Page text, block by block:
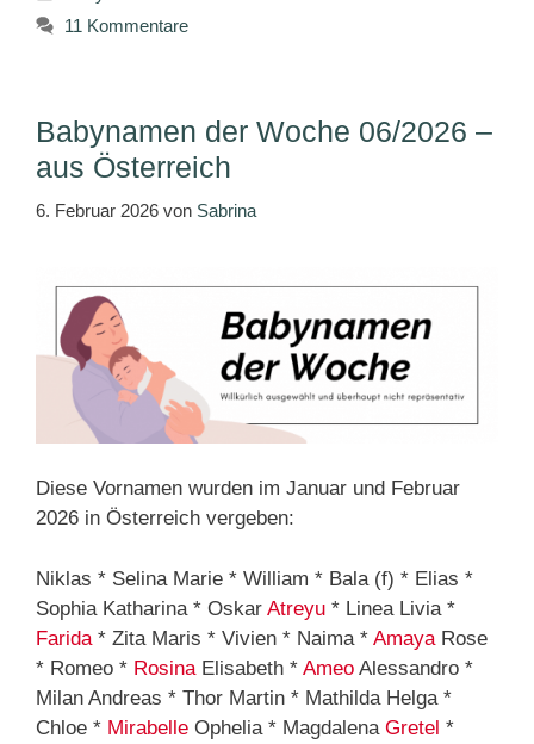
11 Kommentare
Babynamen der Woche 06/2026 –
aus Österreich
6. Februar 2026 von Sabrina
Diese Vornamen wurden im Januar und Februar
2026 in Österreich vergeben:
Niklas * Selina Marie * William * Bala (f) * Elias *
Sophia Katharina * Oskar Atreyu * Linea Livia *
Farida * Zita Maris * Vivien * Naima * Amaya Rose
* Romeo * Rosina Elisabeth * Ameo Alessandro *
Milan Andreas * Thor Martin * Mathilda Helga *
Chloe * Mirabelle Ophelia * Magdalena Gretel *